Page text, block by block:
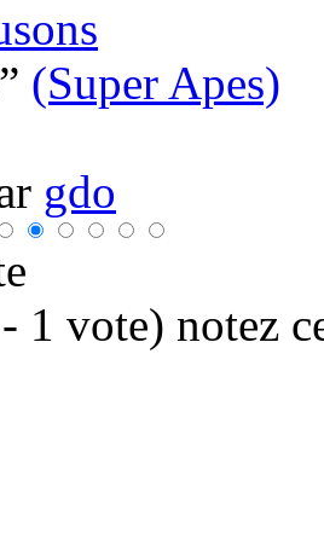
(Super Apes)
gdo
1 vote) notez